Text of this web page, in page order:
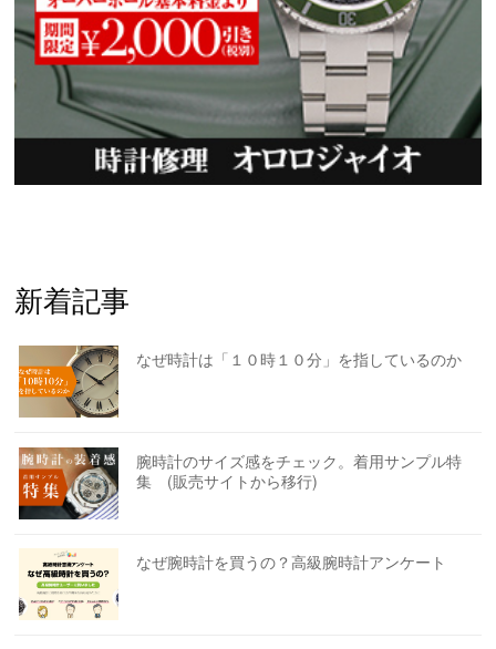
新着記事
なぜ時計は「１０時１０分」を指しているのか
腕時計のサイズ感をチェック。着用サンプル特
集 (販売サイトから移行)
なぜ腕時計を買うの？高級腕時計アンケート